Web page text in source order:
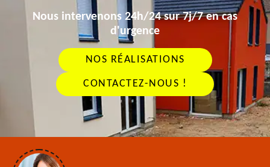
Nous intervenons 24h/24 sur 7j/7 en cas
d'urgence
NOS RÉALISATIONS
CONTACTEZ-NOUS !